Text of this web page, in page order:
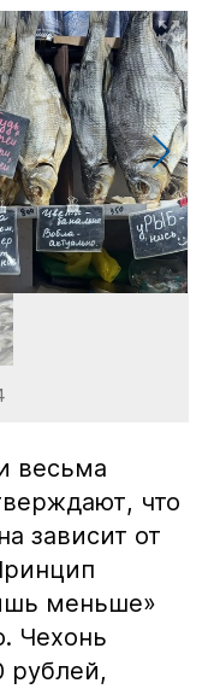
весьма
что
зависит от
меньше»
Чехонь
рублей,